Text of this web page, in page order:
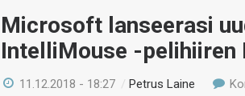
Microsoft lanseerasi
IntelliMouse -
11.12.2018 - 18:27 /Petrus Laine